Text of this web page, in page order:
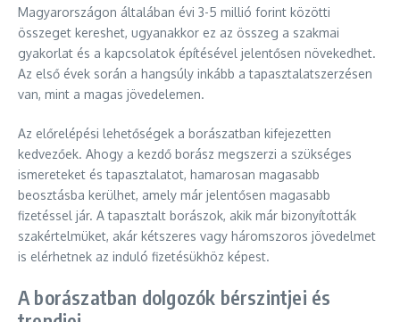
Magyarországon általában évi 3-5 millió forint közötti
összeget kereshet, ugyanakkor ez az összeg a szakmai
gyakorlat és a kapcsolatok építésével jelentősen növekedhet.
Az első évek során a hangsúly inkább a tapasztalatszerzésen
van, mint a magas jövedelemen.
Az előrelépési lehetőségek a borászatban kifejezetten
kedvezőek. Ahogy a kezdő borász megszerzi a szükséges
ismereteket és tapasztalatot, hamarosan magasabb
beosztásba kerülhet, amely már jelentősen magasabb
fizetéssel jár. A tapasztalt borászok, akik már bizonyították
szakértelmüket, akár kétszeres vagy háromszoros jövedelmet
is elérhetnek az induló fizetésükhöz képest.
A borászatban dolgozók bérszintjei és